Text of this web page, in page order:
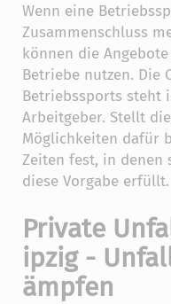
Wenn eine
Zusammenschluss
können die
Betriebe nutzen. Die
Betriebssports steht
Arbeitgeber. Stellt
Möglichkeiten dafür
Zeiten fest, in denen
diese Vorgabe erfüllt.
Private
ipzig -
ämpfen